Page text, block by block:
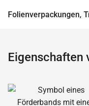
Folienverpackungen,
Eigenschaften